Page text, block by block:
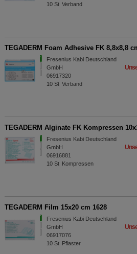
10 St Verband
TEGADERM Foam Adhesive FK 8,8x8,8
Fresenius Kabi Deutschland
GmbH
06917320
10 St Verband
TEGADERM Alginate FK Kompressen
Fresenius Kabi Deutschland
GmbH
06916881
10 St Kompressen
TEGADERM Film 15x20 cm 1628
Fresenius Kabi Deutschland
GmbH
06917076
10 St Pflaster